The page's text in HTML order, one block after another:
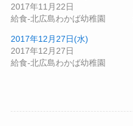
2017年11月22日
給食-北広島わかば幼稚園
2017年12月27日(水)
2017年12月27日
給食-北広島わかば幼稚園